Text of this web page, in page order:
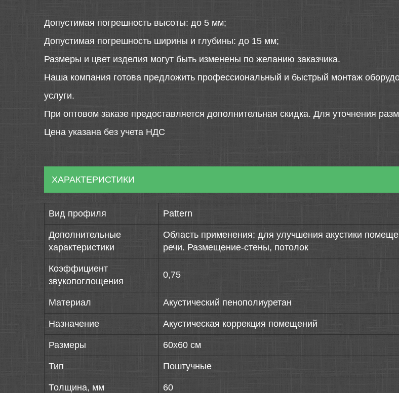
Допустимая погрешность высоты: до 5 мм;
Допустимая погрешность ширины и глубины: до 15 мм;
Размеры и цвет изделия могут быть изменены по желанию заказчика.
Наша компания готова предложить профессиональный и быстрый монтаж
услуги.
При оптовом заказе предоставляется дополнительная скидка. Для уточнения
Цена указана без учета НДС
ХАРАКТЕРИСТИКИ
Вид профиля Pattern
Дополнительные
характеристики
Область применения: для улучшения акустики
речи. Размещение-стены, потолок
Коэффициент
звукопоглощения
0,75
Материал Акустический пенополиуретан
Назначение Акустическая коррекция помещений
Размеры 60х60 см
Тип Поштучные
Толщина, мм 60